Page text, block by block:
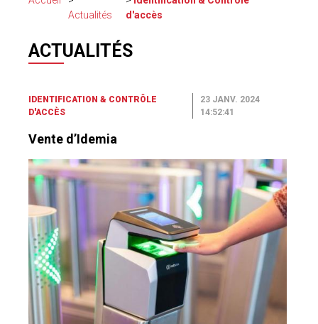
ACTUALITÉS
IDENTIFICATION & CONTRÔLE
Vente d’Idemia
Né de la de la fusion en 2017 de Morpho (ex-filiale